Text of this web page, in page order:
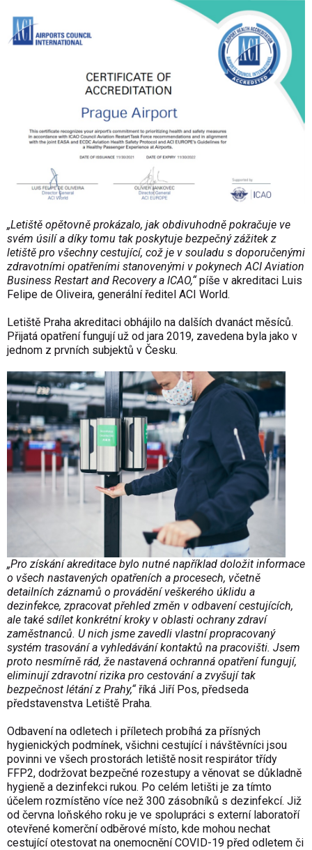
„Letiště opětovně prokázalo, jak obdivuhodně pokračuje ve
svém úsilí a díky tomu tak poskytuje bezpečný zážitek z
letiště pro všechny cestující, což je v souladu s doporučenými
zdravotními opatřeními stanovenými v pokynech ACI Aviation
Business Restart and Recovery a ICAO,“ píše v akreditaci Luis
Felipe de Oliveira, generální ředitel ACI World.
Letiště Praha akreditaci obhájilo na dalších dvanáct měsíců.
Přijatá opatření fungují už od jara 2019, zavedena byla jako v
jednom z prvních subjektů v Česku.
„Pro získání akreditace bylo nutné například doložit informace
o všech nastavených opatřeních a procesech, včetně
detailních záznamů o provádění veškerého úklidu a
dezinfekce, zpracovat přehled změn v odbavení cestujících,
ale také sdílet konkrétní kroky v oblasti ochrany zdraví
zaměstnanců. U nich jsme zavedli vlastní propracovaný
systém trasování a vyhledávání kontaktů na pracovišti. Jsem
proto nesmírně rád, že nastavená ochranná opatření fungují,
eliminují zdravotní rizika pro cestování a zvyšují tak
bezpečnost létání z Prahy,“říká Jiří Pos, předseda
představenstva Letiště Praha.
Odbavení na odletech i příletech probíhá za přísných
hygienických podmínek, všichni cestující i návštěvníci jsou
povinni ve všech prostorách letiště nosit respirátor třídy
FFP2, dodržovat bezpečné rozestupy a věnovat se důkladně
hygieně a dezinfekci rukou. Po celém letišti je za tímto
účelem rozmístěno více než 300 zásobníků s dezinfekcí. Již
od června loňského roku je ve spolupráci s externí laboratoří
otevřené komerční odběrové místo, kde mohou nechat
cestující otestovat na onemocnění COVID-19 před odletem či